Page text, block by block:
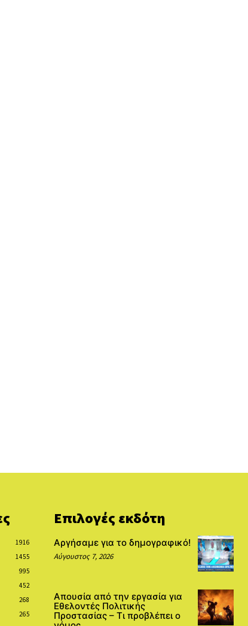
1916
1455
995
452
268
265
Επιλογές εκδότη
Αργήσαμε για το δημογραφικό!
Αύγουστος 7, 2026
Απουσία από την εργασία για
Εθελοντές Πολιτικής
Προστασίας – Τι προβλέπει ο